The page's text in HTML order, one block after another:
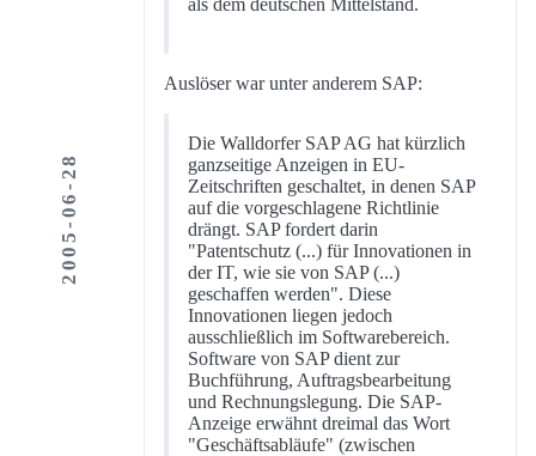
2005-06-28
Auslöser war unter anderem SAP:
Die Walldorfer SAP AG hat kürzlich
ganzseitige Anzeigen in EU-
Zeitschriften geschaltet, in denen SAP
auf die vorgeschlagene Richtlinie
drängt. SAP fordert darin
"Patentschutz (...) für Innovationen in
der IT, wie sie von SAP (...)
geschaffen werden". Diese
Innovationen liegen jedoch
ausschließlich im Softwarebereich.
Software von SAP dient zur
Buchführung, Auftragsbearbeitung
und Rechnungslegung. Die SAP-
Anzeige erwähnt dreimal das Wort
"Geschäftsabläufe" (zwischen